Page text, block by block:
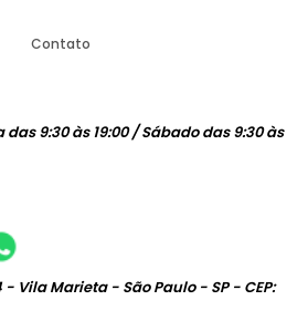
Contato
das 9:30 às 19:00 / Sábado das 9:30 às
- Vila Marieta - São Paulo - SP - CEP: